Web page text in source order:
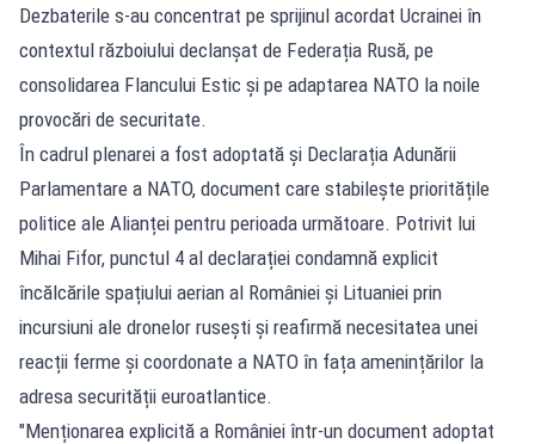
Dezbaterile s-au concentrat pe sprijinul acordat Ucrainei în
contextul războiului declanșat de Federația Rusă, pe
consolidarea Flancului Estic și pe adaptarea NATO la noile
provocări de securitate.
În cadrul plenarei a fost adoptată și Declarația Adunării
Parlamentare a NATO, document care stabilește prioritățile
politice ale Alianței pentru perioada următoare. Potrivit lui
Mihai Fifor, punctul 4 al declarației condamnă explicit
încălcările spațiului aerian al României și Lituaniei prin
incursiuni ale dronelor rusești și reafirmă necesitatea unei
reacții ferme și coordonate a NATO în fața amenințărilor la
adresa securității euroatlantice.
"Menționarea explicită a României într-un document adoptat